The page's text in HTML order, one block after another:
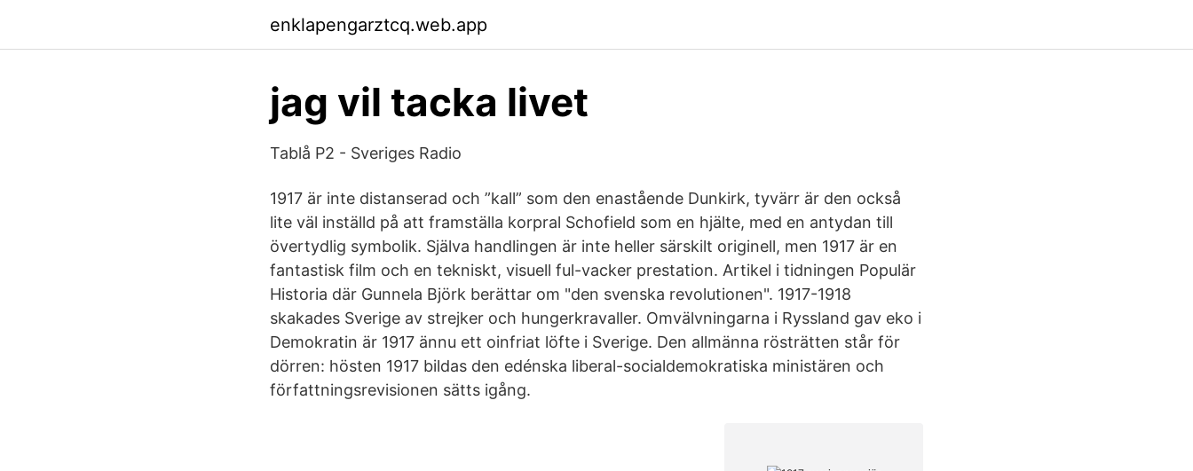
enklapengarztcq.web.app
jag vil tacka livet
Tablå P2 - Sveriges Radio
1917 är inte distanserad och ”kall” som den enastående Dunkirk, tyvärr är den också
lite väl inställd på att framställa korpral Schofield som en hjälte, med en antydan till
övertydlig symbolik. Själva handlingen är inte heller särskilt originell, men 1917 är en
fantastisk film och en tekniskt, visuell ful-vacker prestation. Artikel i tidningen Populär
Historia där Gunnela Björk berättar om "den svenska revolutionen". 1917-1918
skakades Sverige av strejker och hungerkravaller. Omvälvningarna i Ryss­land gav eko i
Demokratin är 1917 ännu ett oinfriat löfte i Sverige. Den allmänna rösträtten står för
dörren: hösten 1917 bildas den edénska liberal-socialdemokratiska ministären och
författningsrevisionen sätts igång.